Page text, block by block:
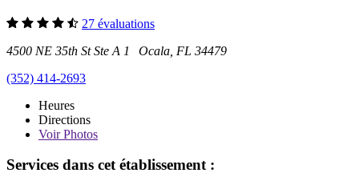
27 évaluations
4500 NE 35th St Ste A 1 Ocala, FL 34479
(352) 414-2693
Heures
Directions
VoirPhotos
Services dans cet établissement :